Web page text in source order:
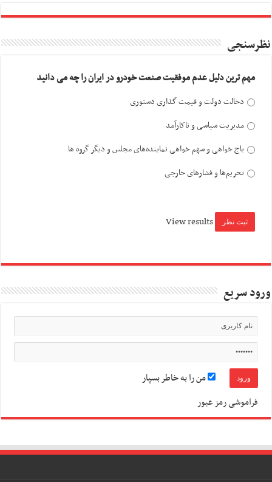
نظرسنجی
مهم ترین دلیل عدم موفقیت صنعت خودرو در ایران را چه می دانید
دخالت دولت و قیمت گذاری دستوری
مدیریت سیاسی و ناکارآمد
باج خواهی و سهم خواهی نماینده‌های مجلس و دیگر گروه ها
تحریم‌ها و فشارهای خارجی
View results
ورود سریع
من را به خاطر بسپار
فراموشی رمز عبور